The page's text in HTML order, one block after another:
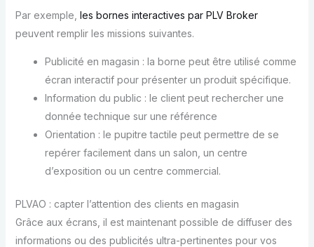
Par exemple, les bornes interactives par PLV Broker
peuvent remplir les missions suivantes.
Publicité en magasin : la borne peut être utilisé comme
écran interactif pour présenter un produit spécifique.
Information du public : le client peut rechercher une
donnée technique sur une référence
Orientation : le pupitre tactile peut permettre de se
repérer facilement dans un salon, un centre
d’exposition ou un centre commercial.
PLVAO : capter l’attention des clients en magasin
Grâce aux écrans, il est maintenant possible de diffuser des
informations ou des publicités ultra-pertinentes pour vos